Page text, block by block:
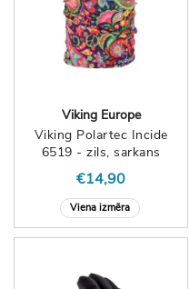
Viking Europe
Viking Polartec Incide
6519 - zils, sarkans
€14,90
Viena izmēra